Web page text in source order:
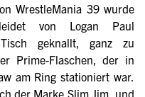
WrestleMania 39 wurde
von Logan Paul
geknallt, ganz zu
Prime-Flaschen, der in
am Ring stationiert war.
der Marke Slim Jim, und